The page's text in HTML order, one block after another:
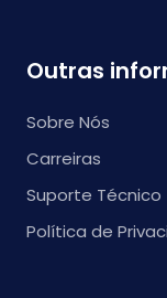
Outras
Sobre Nós
Carreiras
Suporte Técnico
Política de